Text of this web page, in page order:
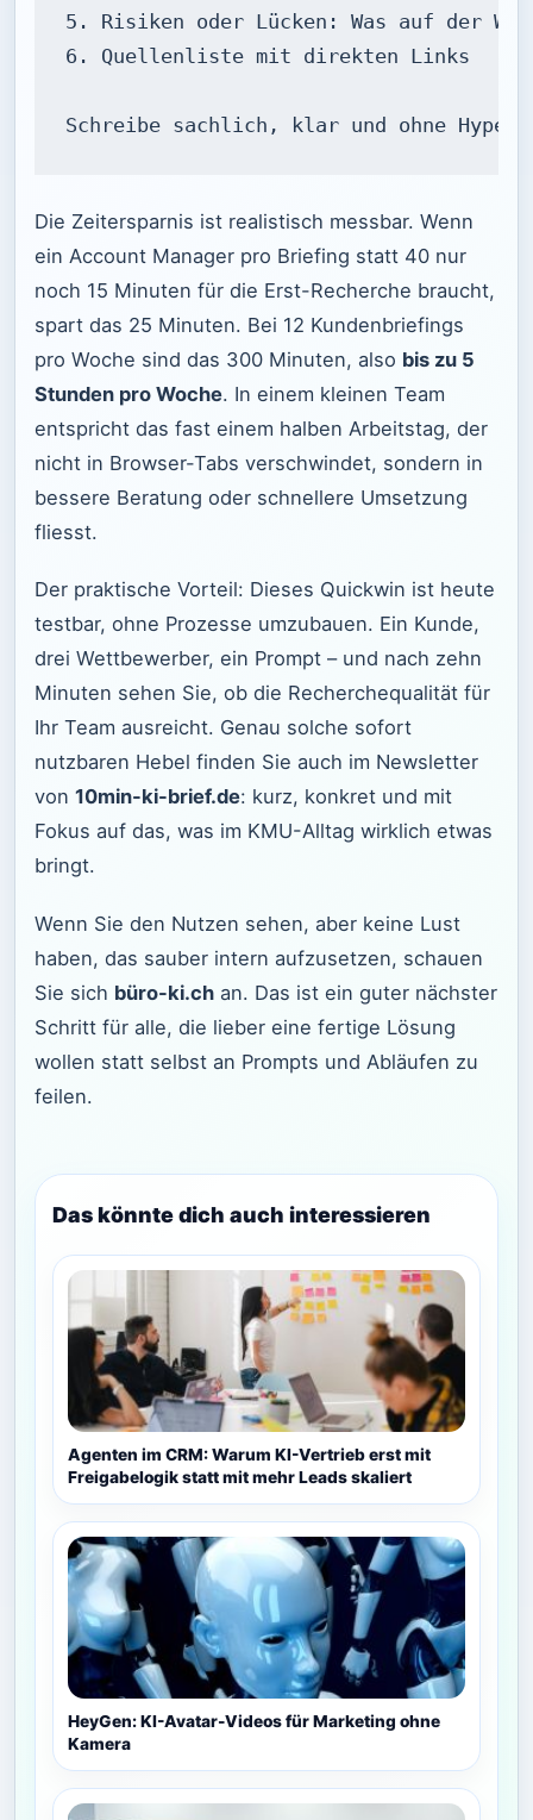
5. Risiken oder Lücken: Was auf der
6. Quellenliste mit direkten Links
Schreibe sachlich, klar und ohne Hype.
Die Zeitersparnis ist realistisch messbar. Wenn
ein Account Manager pro Briefing statt 40 nur
noch 15 Minuten für die Erst-Recherche braucht,
spart das 25 Minuten. Bei 12 Kundenbriefings
pro Woche sind das 300 Minuten, also bis zu 5
Stunden pro Woche. In einem kleinen Team
entspricht das fast einem halben Arbeitstag, der
nicht in Browser-Tabs verschwindet, sondern in
bessere Beratung oder schnellere Umsetzung
fliesst.
Der praktische Vorteil: Dieses Quickwin ist heute
testbar, ohne Prozesse umzubauen. Ein Kunde,
drei Wettbewerber, ein Prompt – und nach zehn
Minuten sehen Sie, ob die Recherchequalität für
Ihr Team ausreicht. Genau solche sofort
nutzbaren Hebel finden Sie auch im Newsletter
von 10min-ki-brief.de: kurz, konkret und mit
Fokus auf das, was im KMU-Alltag wirklich etwas
bringt.
Wenn Sie den Nutzen sehen, aber keine Lust
haben, das sauber intern aufzusetzen, schauen
Sie sich büro-ki.ch an. Das ist ein guter nächster
Schritt für alle, die lieber eine fertige Lösung
wollen statt selbst an Prompts und Abläufen zu
feilen.
Das könnte dich auch interessieren
Agenten im CRM: Warum KI-Vertrieb erst mit
Freigabelogik statt mit mehr Leads skaliert
HeyGen: KI-Avatar-Videos für Marketing ohne
Kamera